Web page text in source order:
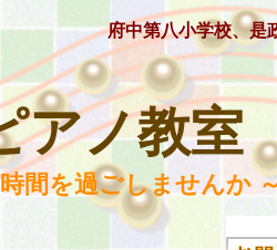
府中第八小学校、是
アノ教室
間を過ごしませんか